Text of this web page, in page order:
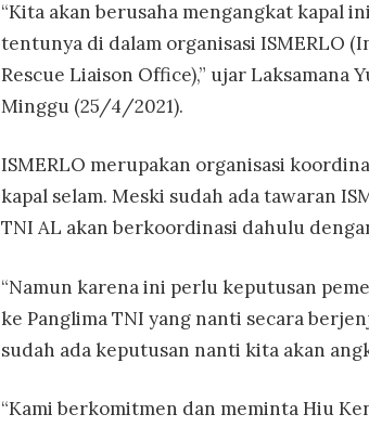
“Kita akan berusaha mengangkat kapal
tentunya di dalam organisasi ISMERLO
Rescue Liaison Office),” ujar Laksamana
Minggu (25/4/2021).
ISMERLO merupakan organisasi
kapal selam. Meski sudah ada tawaran
TNI AL akan berkoordinasi dahulu
“Namun karena ini perlu keputusan
ke Panglima TNI yang nanti secara
sudah ada keputusan nanti kita akan
“Kami berkomitmen dan meminta Hiu